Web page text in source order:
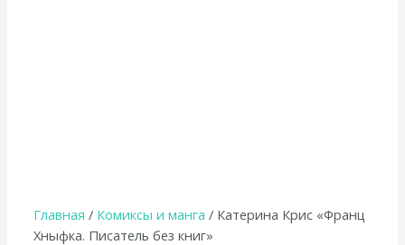
Главная / Комиксы и манга / Катерина Крис «Франц
Хныфка. Писатель без книг»